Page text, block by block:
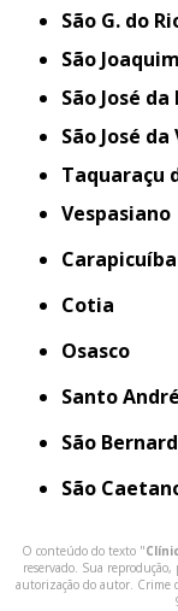
São G. do
São
São José
São José
Taquaraçu
Vespasiano
Carapicuíba
Cotia
Osasco
Santo André
São
São
O conteúdo do texto "
reservado. Sua
autorização do autor. Crime